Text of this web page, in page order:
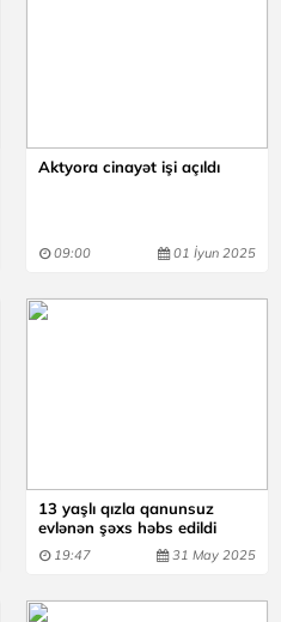
Aktyora cinayət işi açıldı
09:00 01 İyun 2025
13 yaşlı qızla qanunsuz
evlənən şəxs həbs edildi
19:47 31 May 2025